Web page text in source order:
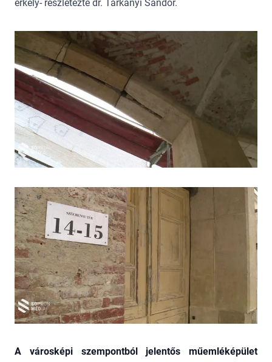
erkély- részletezte dr. Tárkányi Sándor.
A városképi szempontból jelentős műemléképület